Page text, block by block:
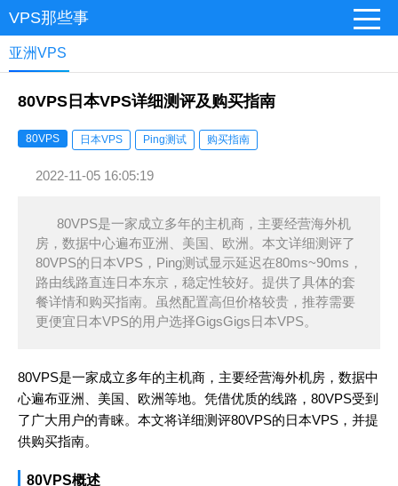
VPS那些事
亚洲VPS
80VPS日本VPS详细测评及购买指南
80VPS 日本VPS Ping测试 购买指南
2022-11-05 16:05:19
80VPS是一家成立多年的主机商，主要经营海外机
房，数据中心遍布亚洲、美国、欧洲。本文详细测评了
80VPS的日本VPS，Ping测试显示延迟在80ms~90ms，
路由线路直连日本东京，稳定性较好。提供了具体的套
餐详情和购买指南。虽然配置高但价格较贵，推荐需要
更便宜日本VPS的用户选择GigsGigs日本VPS。
80VPS是一家成立多年的主机商，主要经营海外机房，数据中
心遍布亚洲、美国、欧洲等地。凭借优质的线路，80VPS受到
了广大用户的青睐。本文将详细测评80VPS的日本VPS，并提
供购买指南。
80VPS概述